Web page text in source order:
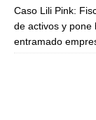
Caso Lili Pink:
de activos y pone
entramado